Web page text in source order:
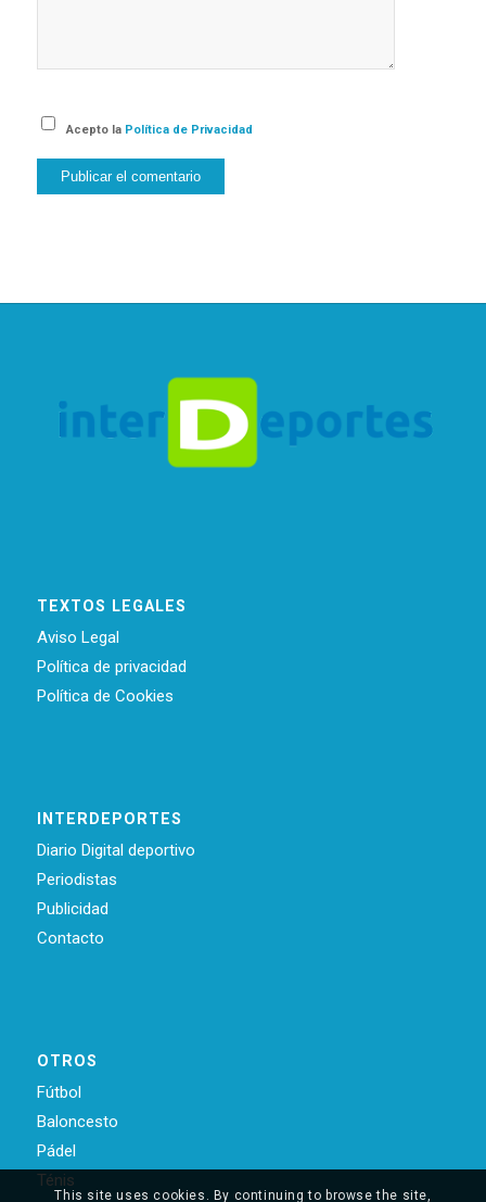
Acepto la Política de Privacidad
TEXTOS LEGALES
Aviso Legal
Política de privacidad
Política de Cookies
INTERDEPORTES
Diario Digital deportivo
Periodistas
Publicidad
Contacto
OTROS
Fútbol
Baloncesto
Pádel
Ténis
This site uses cookies. By continuing to browse the site,